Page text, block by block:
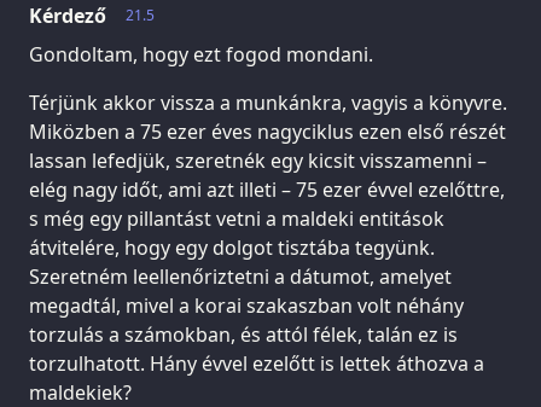
21.5
Kérdező
Gondoltam, hogy ezt fogod mondani.
Térjünk akkor vissza a munkánkra, vagyis a könyvre.
Miközben a 75 ezer éves nagyciklus ezen első részét
lassan lefedjük, szeretnék egy kicsit visszamenni –
elég nagy időt, ami azt illeti – 75 ezer évvel ezelőttre,
s még egy pillantást vetni a maldeki entitások
átvitelére, hogy egy dolgot tisztába tegyünk.
Szeretném leellenőriztetni a dátumot, amelyet
megadtál, mivel a korai szakaszban volt néhány
torzulás a számokban, és attól félek, talán ez is
torzulhatott. Hány évvel ezelőtt is lettek áthozva a
maldekiek?